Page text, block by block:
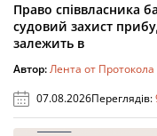
Право співвласника
судовий захист
залежить в
Автор:Лента от Протокола
07.08.2026Переглядів: